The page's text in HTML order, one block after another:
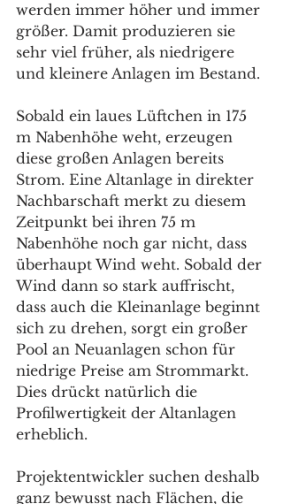
werden immer höher und immer
größer. Damit produzieren sie
sehr viel früher, als niedrigere
und kleinere Anlagen im Bestand.
Sobald ein laues Lüftchen in 175
m Nabenhöhe weht, erzeugen
diese großen Anlagen bereits
Strom. Eine Altanlage in direkter
Nachbarschaft merkt zu diesem
Zeitpunkt bei ihren 75 m
Nabenhöhe noch gar nicht, dass
überhaupt Wind weht. Sobald der
Wind dann so stark auffrischt,
dass auch die Kleinanlage beginnt
sich zu drehen, sorgt ein großer
Pool an Neuanlagen schon für
niedrige Preise am Strommarkt.
Dies drückt natürlich die
Profilwertigkeit der Altanlagen
erheblich.
Projektentwickler suchen deshalb
ganz bewusst nach Flächen, die